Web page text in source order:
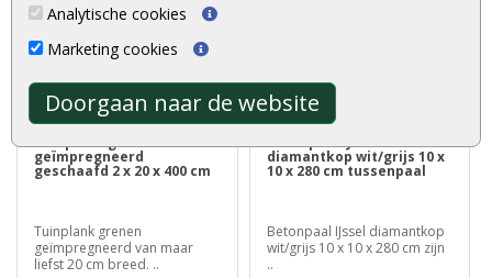
Analytische cookies
Marketing cookies
Doorgaan naar de website
Tuinplank grenen
geïmpregneerd
geschaafd 2 x 20 x 400 cm
Tuinplank grenen
geïmpregneerd van maar
liefst 20 cm breed. ..
Betonpaal IJssel
diamantkop wit/grijs 10 x
10 x 280 cm tussenpaal
Betonpaal IJssel diamantkop
wit/grijs 10 x 10 x 280 cm zijn
..